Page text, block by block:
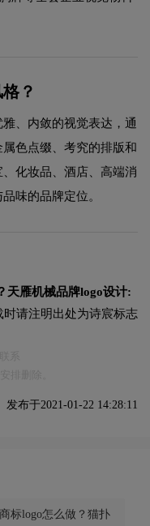
？
、内敛的视觉表达，通
色点缀、考究的排版和
化妆品、酒店、高端消
味的品牌定位。
天雁机械品牌logo设计:
时请注明出处为诗宸标志
发布于2021-01-22 14:28:11
标logo怎么做？猫扑